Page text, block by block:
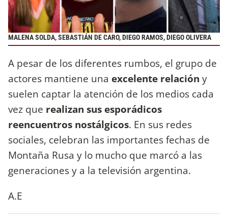
MALENA SOLDA, SEBASTIÁN DE CARO, DIEGO RAMOS, DIEGO OLIVERA
A pesar de los diferentes rumbos, el grupo de
actores mantiene una excelente relación y
suelen captar la atención de los medios cada
vez que realizan sus esporádicos
reencuentros nostálgicos. En sus redes
sociales, celebran las importantes fechas de
Montaña Rusa y lo mucho que marcó a las
generaciones y a la televisión argentina.
A.E